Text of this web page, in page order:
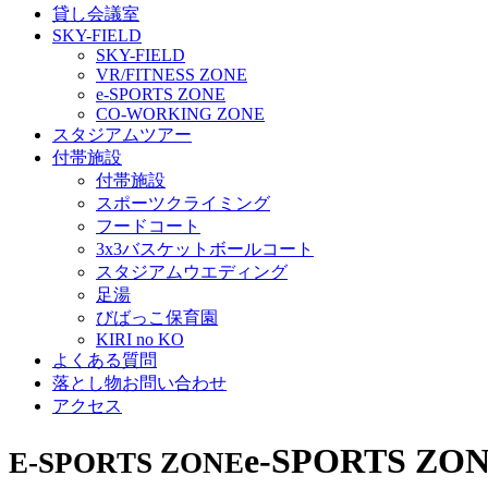
貸し会議室
SKY-FIELD
SKY-FIELD
VR/FITNESS ZONE
e-SPORTS ZONE
CO-WORKING ZONE
スタジアムツアー
付帯施設
付帯施設
スポーツクライミング
フードコート
3x3バスケットボールコート
スタジアムウエディング
足湯
びばっこ保育園
KIRI no KO
よくある質問
落とし物お問い合わせ
アクセス
E-SPORTS ZONEe-SPORTS